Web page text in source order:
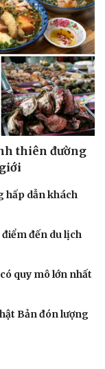
thiên đường
hấp dẫn khách
đến du lịch
quy mô lớn nhất
Bản đón lượng